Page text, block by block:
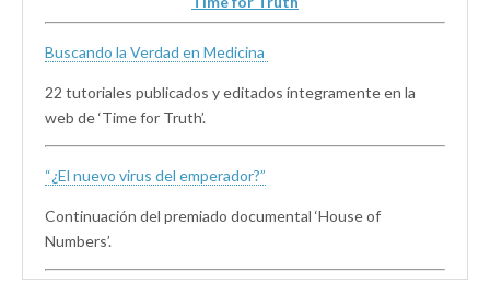
Buscando la Verdad en Medicina
22 tutoriales publicados y editados íntegramente en la
web de ‘Time for Truth’.
“¿El nuevo virus del emperador?”
Continuación del premiado documental ‘House of
Numbers’.